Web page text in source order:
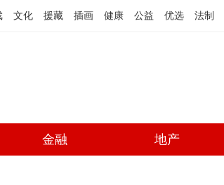
文化 援藏 插画 健康 公益 优选 法制
金融 地产